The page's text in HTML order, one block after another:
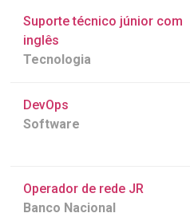
Suporte técnico júnior com
inglês
Tecnologia
DevOps
Software
Operador de rede JR
Banco Nacional